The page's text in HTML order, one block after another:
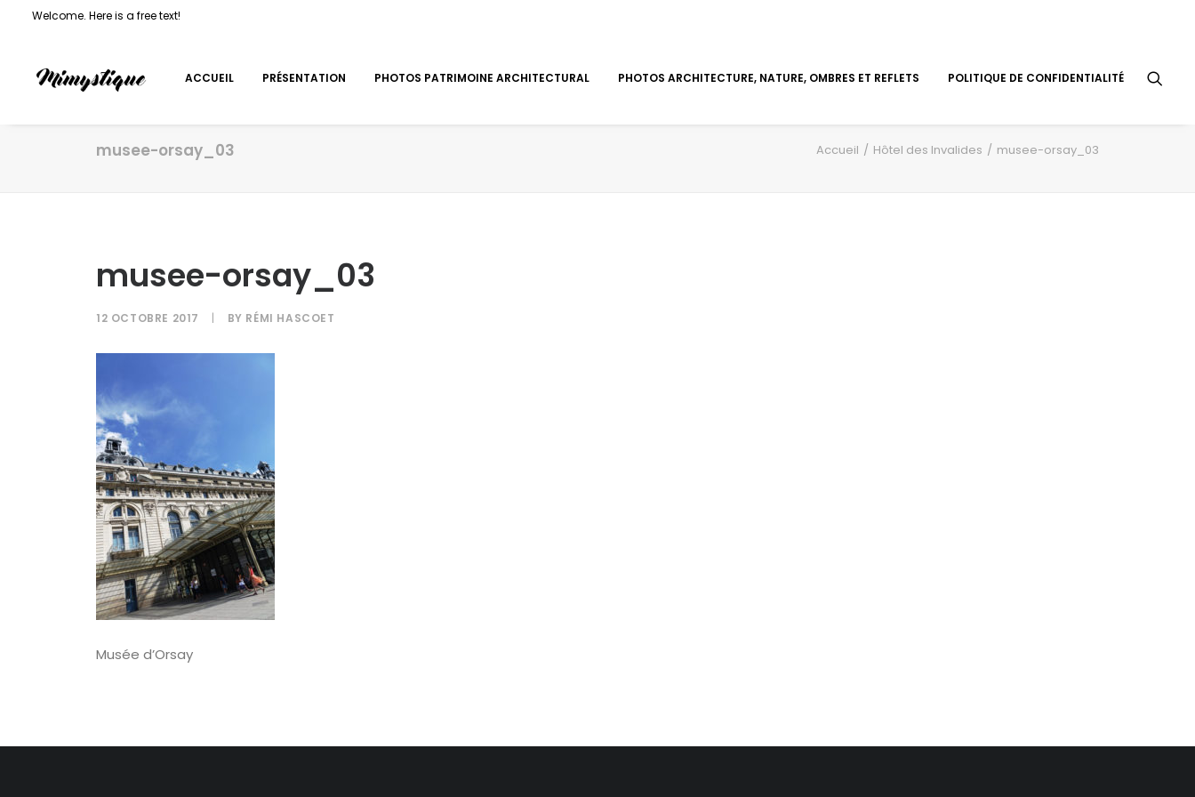
Welcome. Here is a free text!
ACCUEIL PRÉSENTATION PHOTOS PATRIMOINE ARCHITECTURAL PHOTOS ARCHITECTURE, NATURE, OMBRES ET REFLETS POLITIQUE DE CONFIDENTIALITÉ
musee-orsay_03 Accueil Hôtel des Invalides musee-orsay_03
musee-orsay_03
12 OCTOBRE 2017 | BY RÉMI HASCOET
Musée d’Orsay